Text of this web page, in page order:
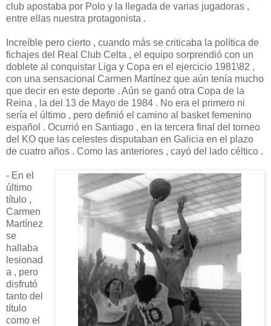
club apostaba por Polo y la llegada de varias jugadoras ,
entre ellas nuestra protagonista .
Increíble pero cierto , cuando más se criticaba la política de
fichajes del Real Club Celta , el equipo sorprendió con un
doblete al conquistar Liga y Copa en el ejercicio 1981\82 ,
con una sensacional Carmen Martínez que aún tenía mucho
que decir en este deporte . Aún se ganó otra Copa de la
Reina , la del 13 de Mayo de 1984 . No era el primero ni
sería el último , pero definió el camino al basket femenino
español . Ocurrió en Santiago , en la tercera final del torneo
del KO que las celestes disputaban en Galicia en el plazo
de cuatro años . Como las anteriores , cayó del lado céltico .
- En el
último
título ,
Carmen
Martínez
se
hallaba
lesionad
a , pero
disfrutó
tanto del
título
como el